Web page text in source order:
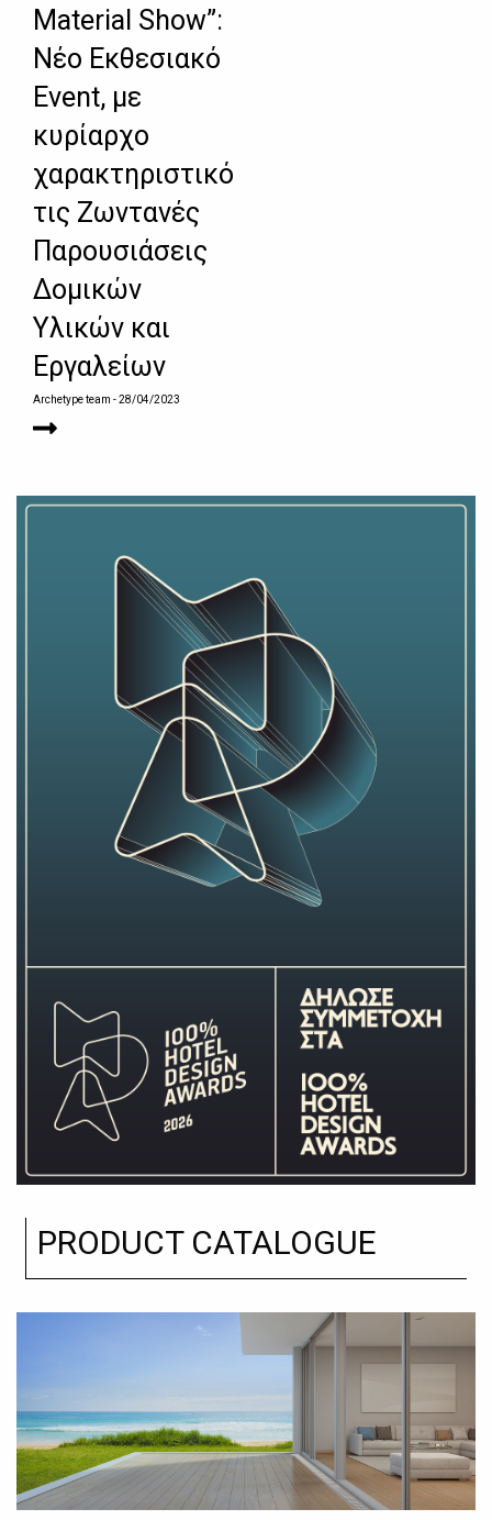
Material Show”:
Νέο Εκθεσιακό
Event, με
κυρίαρχο
χαρακτηριστικό
τις Ζωντανές
Παρουσιάσεις
Δομικών
Υλικών και
Εργαλείων
Archetype team - 28/04/2023
PRODUCT CATALOGUE